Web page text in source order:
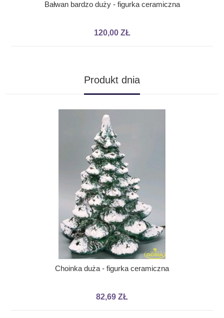
Bałwan bardzo duży - figurka ceramiczna
120,00 ZŁ
Produkt dnia
Choinka duża - figurka ceramiczna
82,69 ZŁ